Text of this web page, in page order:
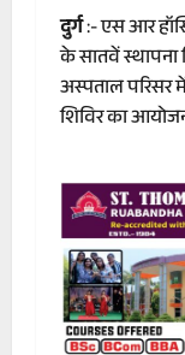
दुर्ग:- एस आर
के सातवें स्थापना
अस्पताल परिसर
शिविर का